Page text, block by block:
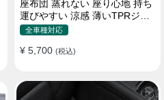
座布団 蒸れない 座り心地 持ち
運びやすい 涼感 薄いTPRジェ
ル内蔵 多用途
全車種対応
¥ 5,700 (税込)